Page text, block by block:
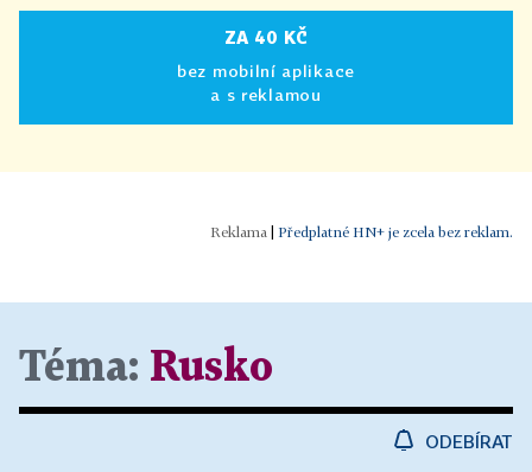
ZA 40 KČ
bez mobilní aplikace
a s reklamou
Předplatné HN+ je zcela bez reklam.
Téma: Rusko
ODEBÍRAT